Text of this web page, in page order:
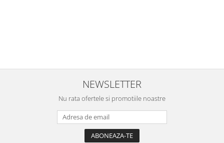
NEWSLETTER
Nu rata ofertele si promotiile noastre